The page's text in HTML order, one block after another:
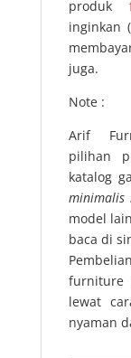
produk
inginkan
juga.
Note :
Arif
pilihan
katalog
minimalis
model
baca di
furniture
lewat
nyaman